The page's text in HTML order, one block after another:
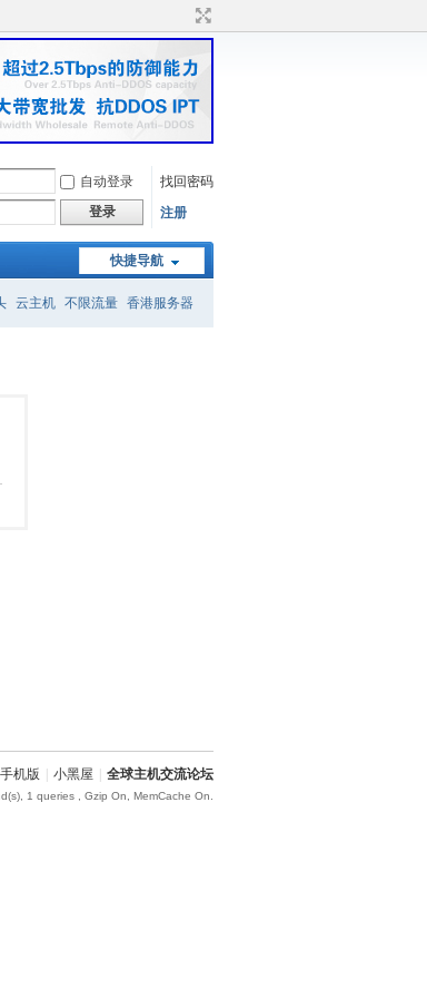
自动登录
找回密码
登录 注册
快捷导航
云主机 不限流量 香港服务器
手机版 小黑屋 全球主机交流论坛
1 queries , Gzip On, MemCache On.